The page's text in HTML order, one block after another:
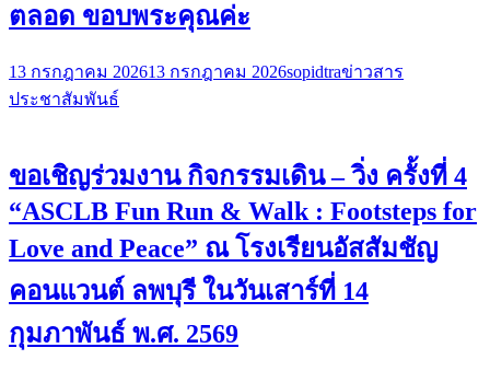
ตลอด ขอบพระคุณค่ะ
13 กรกฎาคม 202613 กรกฎาคม 2026sopidtraข่าวสาร
ประชาสัมพันธ์
ขอเชิญร่วมงาน กิจกรรมเดิน – วิ่ง ครั้งที่ 4
“ASCLB Fun Run & Walk : Footsteps for
Love and Peace” ณ โรงเรียนอัสสัมชัญ
คอนแวนต์ ลพบุรี ในวันเสาร์ที่ 14
กุมภาพันธ์ พ.ศ. 2569